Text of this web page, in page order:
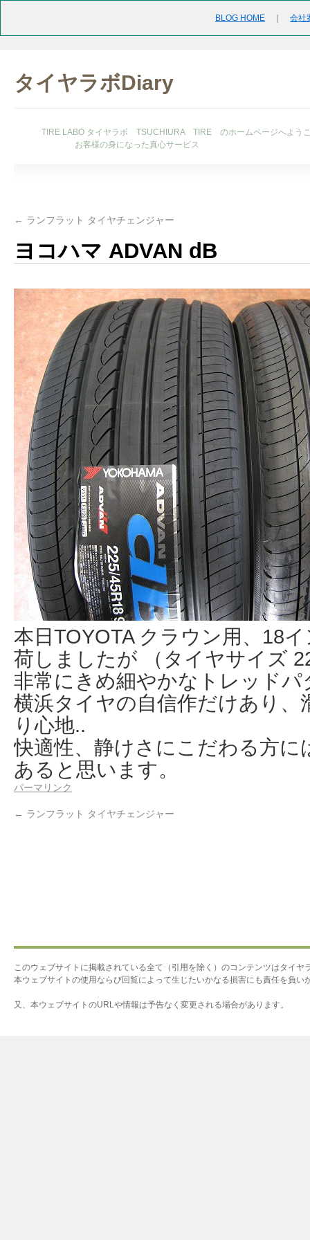
BLOG HOME 会社
タイヤラボDiary
TIRE LABO タイヤラボ TSUCHIURA TIRE のホームページへよう
お客様の身になった真心サービス
← ランフラット タイヤチェンジャー
ヨコハマ ADVAN dB
本日TOYOTA クラウン用、18
荷しましたが （タイヤサイズ
非常にきめ細やかなトレッドパ
横浜タイヤの自信作だけあり、
り心地..
快適性、静けさにこだわる方
あると思います。
パーマリンク
← ランフラット タイヤチェンジャー
このウェブサイトに掲載されている全て（引用を除く）のコンテンツはタイヤ
本ウェブサイトの使用ならび回覧によって生じたいかなる損害にも責任を負い
又、本ウェブサイトのURLや情報は予告なく変更される場合があります。